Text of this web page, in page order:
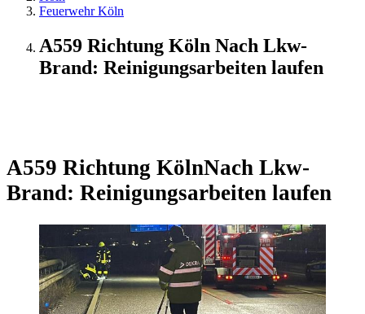
Feuerwehr Köln
A559 Richtung Köln Nach Lkw-
Brand: Reinigungsarbeiten laufen
A559 Richtung KölnNach Lkw-
Brand: Reinigungsarbeiten laufen